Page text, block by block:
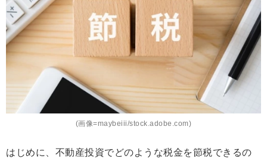
(画像=maybeiii/stock.adobe.com)
はじめに、不動産投資でどのような税金を節税できるの